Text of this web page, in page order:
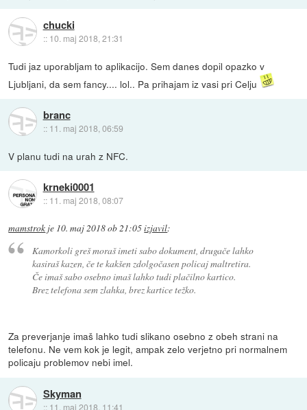
chucki
:: 10. maj 2018, 21:31
Tudi jaz uporabljam to aplikacijo. Sem danes dopil opazko v
Ljubljani, da sem fancy.... lol.. Pa prihajam iz vasi pri Celju
branc
:: 11. maj 2018, 06:59
V planu tudi na urah z NFC.
krneki0001
:: 11. maj 2018, 08:07
mamstrok je 10. maj 2018 ob 21:05izjavil:
Kamorkoli greš moraš imeti sabo dokument, drugače lahko
kasiraš kazen, če te kakšen zdolgočasen policaj maltretira.
Če imaš sabo osebno imaš lahko tudi plačilno kartico.
Brez telefona sem zlahka, brez kartice težko.
Za preverjanje imaš lahko tudi slikano osebno z obeh strani na
telefonu. Ne vem kok je legit, ampak zelo verjetno pri normalnem
policaju problemov nebi imel.
Skyman
:: 11. maj 2018, 11:41